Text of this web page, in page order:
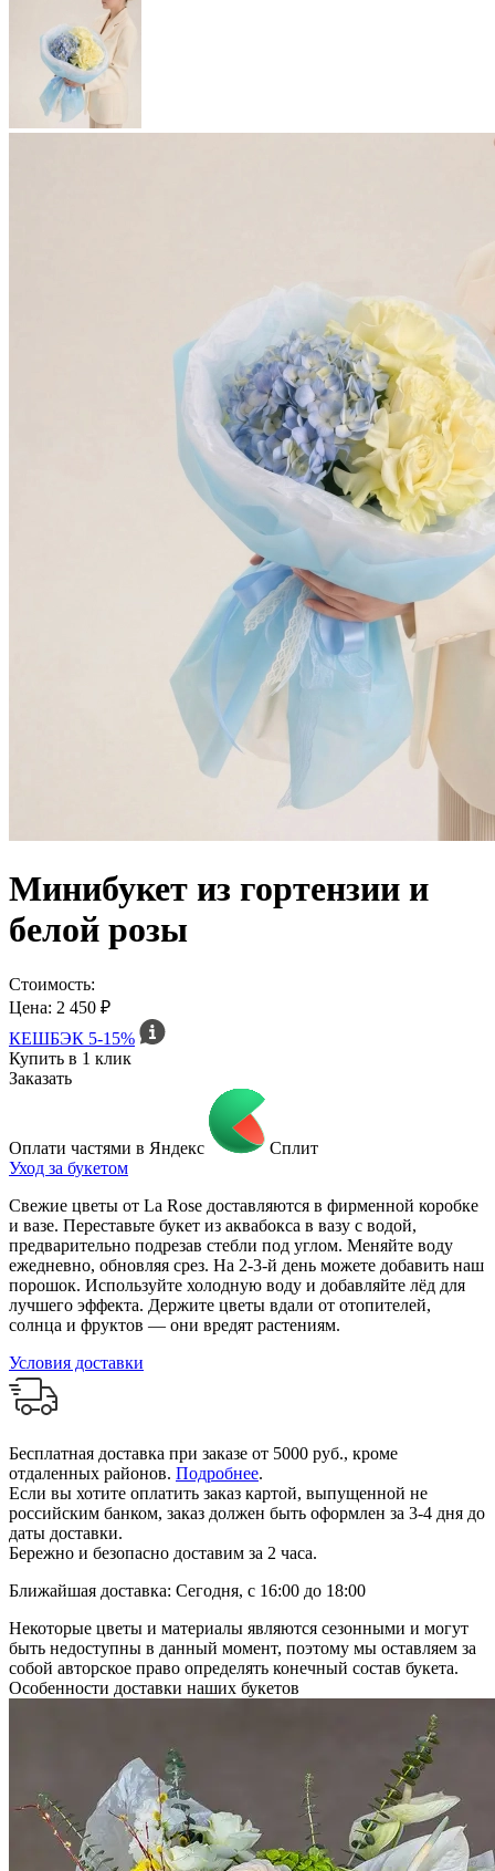
Минибукет из гортензии и
белой розы
Стоимость:
Цена: 2 450 ₽
КЕШБЭК 5-15%
Купить в 1 клик
Заказать
Оплати частями в Яндекс
Сплит
Уход за букетом
Свежие цветы от La Rose доставляются в фирменной коробке
и вазе. Переставьте букет из аквабокса в вазу с водой,
предварительно подрезав стебли под углом. Меняйте воду
ежедневно, обновляя срез. На 2-3-й день можете добавить наш
порошок. Используйте холодную воду и добавляйте лёд для
лучшего эффекта. Держите цветы вдали от отопителей,
солнца и фруктов — они вредят растениям.
Условия доставки
Бесплатная доставка при заказе от 5000 руб., кроме
отдаленных районов. Подробнее.
Если вы хотите оплатить заказ картой, выпущенной не
российским банком, заказ должен быть оформлен за 3-4 дня до
даты доставки.
Бережно и безопасно доставим за 2 часа.
Ближайшая доставка: Сегодня, с 16:00 до 18:00
Некоторые цветы и материалы являются сезонными и могут
быть недоступны в данный момент, поэтому мы оставляем за
собой авторское право определять конечный состав букета.
Особенности доставки наших букетов